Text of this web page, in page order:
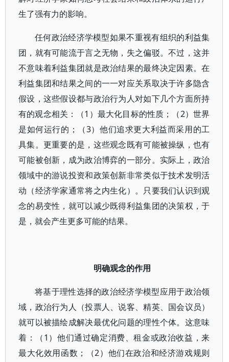
生了强有力的影响。
任何政治经济学模型如果不重视有组织的利益集
团，就有可能流于言之无物，失之偏驳。不过，这并
不意味着利益集团就是政治结果的最终决定因素。在
利益集团和结果之间的一一对应关系取决于许多隐含
假设，这些假设都与政治行为人对如下几个方面所持
有的观念相关：（1）最大化目标的性质；（2）世界
是如何运行的；（3）他们追求更大利益而采用的工
具集。更重要的是，这些观念既有可能被操纵，也有
可能被创新，成为政治博弈的一部分。实际上，政治
领域中的游说投资和政策创新非常类似于技术发明活
动（经济学家通常将之内生化）。只要我们认识到观
念的易变性，就可以减少既得利益集团的决策权，于
是，就会产生更多可能的结果。
明确观念的作用
将基于理性选择的政治经济学模型应用于政治领
域，政治行为人（投票人、说客、精英、国会议员）
就可以被描绘成解决最优化问题的理性个体。这意味
着：（1）他们通过确定消费、租金或政治收益，来
最大化效用函数；（2）他们在政治和经济游戏规则